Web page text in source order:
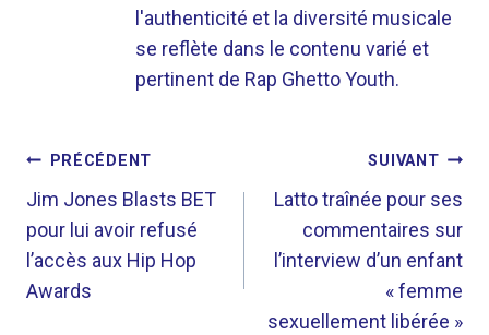
l'authenticité et la diversité musicale
se reflète dans le contenu varié et
pertinent de Rap Ghetto Youth.
NAVIGATION
DE
L’ARTICLE
PRÉCÉDENT
Jim Jones Blasts BET
pour lui avoir refusé
l’accès aux Hip Hop
Awards
SUIVANT
Latto traînée pour ses
commentaires sur
l’interview d’un enfant
« femme
sexuellement libérée »